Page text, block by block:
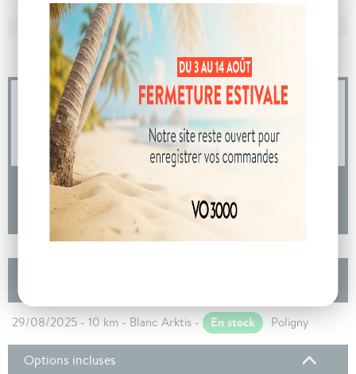
Couleur
avec WLTP
04 73 14 64 14
(Prix d'un appel local)
DEMANDE D'INFORMATIONS
29/08/2025 - 10 km - Blanc Arktis - En stock Poligny
Options incluses